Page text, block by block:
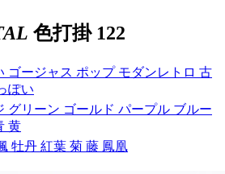
色打掛 122
ゴージャス ポップ モダンレトロ 古
ぽい
グリーン ゴールド パープル ブルー
黄
牡丹 紅葉 菊 藤 鳳凰